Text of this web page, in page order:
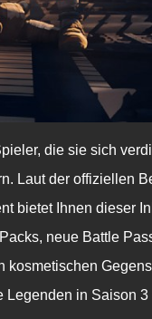
die sie sich
Laut der offiziellen
bietet Ihnen dieser
neue Battle
kosmetischen
in Saison